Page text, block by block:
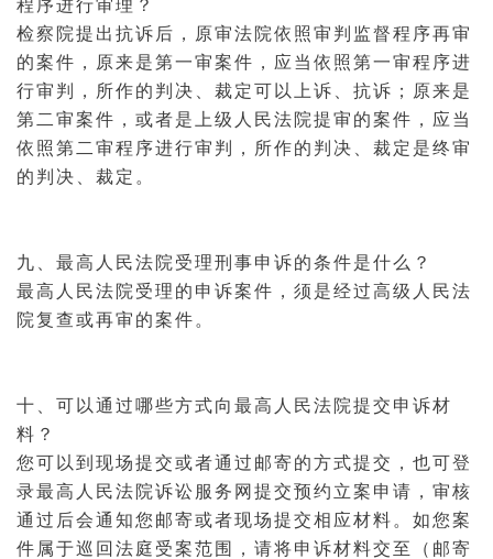
程序进行审理？
检察院提出抗诉后，原审法院依照审判监督程序再审
的案件，原来是第一审案件，应当依照第一审程序进
行审判，所作的判决、裁定可以上诉、抗诉；原来是
第二审案件，或者是上级人民法院提审的案件，应当
依照第二审程序进行审判，所作的判决、裁定是终审
的判决、裁定。
九、最高人民法院 受理刑事申诉的条件是什么？
最高人民法院受理的申诉案件，须是经过高级人民法
院复查或再审的案件。
十、可以通过哪些方式向最高人民法院提交申诉材
料？
您可以到现场提交或者通过邮寄的方式提交，也可登
录最高人民法院诉讼服务 网提交预约 立案 申请，审核
通过后会通知您邮寄或者现场提交相应材料。如您案
件属于巡回法庭 受案范围，请将申诉材料交至（邮寄